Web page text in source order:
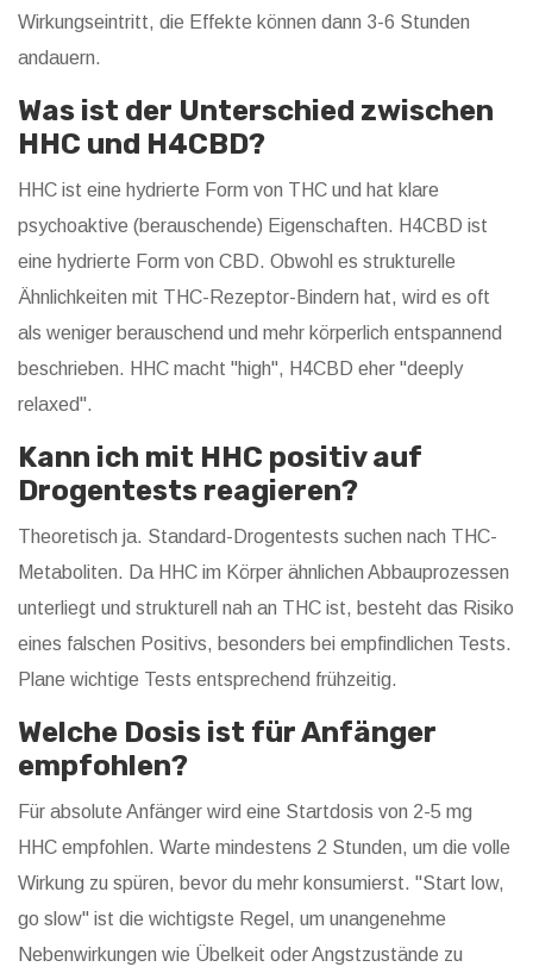
Wirkungseintritt, die Effekte können dann 3-6 Stunden
andauern.
Was ist der Unterschied zwischen
HHC und H4CBD?
HHC ist eine hydrierte Form von THC und hat klare
psychoaktive (berauschende) Eigenschaften. H4CBD ist
eine hydrierte Form von CBD. Obwohl es strukturelle
Ähnlichkeiten mit THC-Rezeptor-Bindern hat, wird es oft
als weniger berauschend und mehr körperlich entspannend
beschrieben. HHC macht "high", H4CBD eher "deeply
relaxed".
Kann ich mit HHC positiv auf
Drogentests reagieren?
Theoretisch ja. Standard-Drogentests suchen nach THC-
Metaboliten. Da HHC im Körper ähnlichen Abbauprozessen
unterliegt und strukturell nah an THC ist, besteht das Risiko
eines falschen Positivs, besonders bei empfindlichen Tests.
Plane wichtige Tests entsprechend frühzeitig.
Welche Dosis ist für Anfänger
empfohlen?
Für absolute Anfänger wird eine Startdosis von 2-5 mg
HHC empfohlen. Warte mindestens 2 Stunden, um die volle
Wirkung zu spüren, bevor du mehr konsumierst. "Start low,
go slow" ist die wichtigste Regel, um unangenehme
Nebenwirkungen wie Übelkeit oder Angstzustände zu